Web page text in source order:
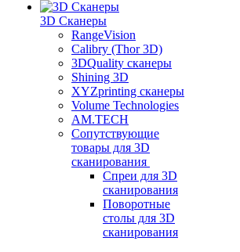
3D Сканеры
RangeVision
Calibry (Thor 3D)
3DQuality сканеры
Shining 3D
XYZprinting сканеры
Volume Technologies
AM.TECH
Сопутствующие
товары для 3D
сканирования
Спреи для 3D
сканирования
Поворотные
столы для 3D
сканирования